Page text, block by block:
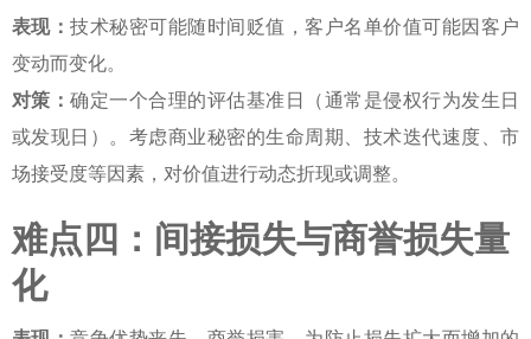
表现：技术秘密可能随时间贬值，客户名单价值可能因客户
变动而变化。
对策：确定一个合理的评估基准日（通常是侵权行为发生日
或发现日）。考虑商业秘密的生命周期、技术迭代速度、市
场接受度等因素，对价值进行动态折现或调整。
难点四：间接损失与商誉损失量
化